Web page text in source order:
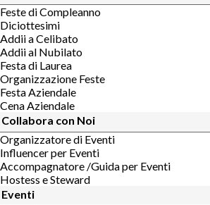
Feste di Compleanno
Diciottesimi
Addii a Celibato
Addii al Nubilato
Festa di Laurea
Organizzazione Feste
Festa Aziendale
Cena Aziendale
Collabora con Noi
Organizzatore di Eventi
Influencer per Eventi
Accompagnatore /Guida per Eventi
Hostess e Steward
Eventi